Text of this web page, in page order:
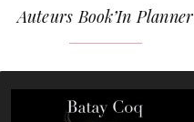
Auteurs Book’In Planner